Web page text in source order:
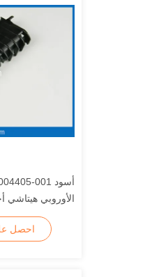
الأوروبي هيتاشي
غيار لتصليح
احصل